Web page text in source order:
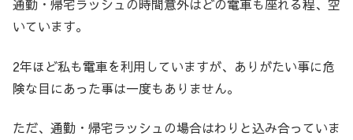
通勤・帰宅ラッシュの時間意外はどの電車も座れる程、空
いています。
2年ほど私も電車を利用していますが、ありがたい事に危
険な目にあった事は一度もありません。
ただ、通勤・帰宅ラッシュの場合はわりと込み合っていま